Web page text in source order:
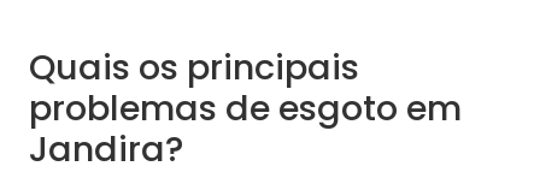
Quais os principais
problemas de esgoto em
Jandira?